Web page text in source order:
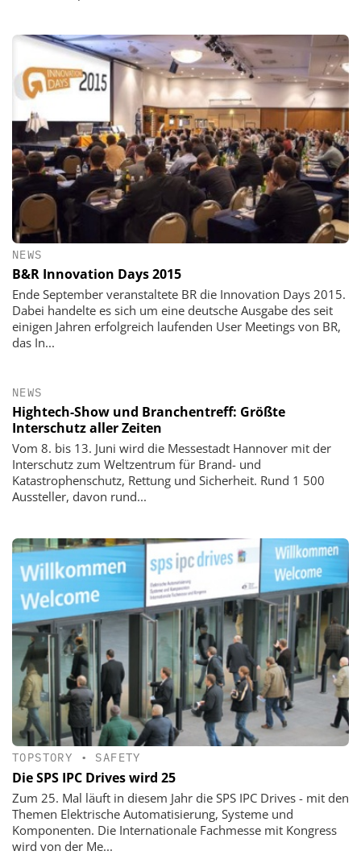
NEWS
B&R Innovation Days 2015
Ende September veranstaltete BR die Innovation Days 2015.
Dabei handelte es sich um eine deutsche Ausgabe des seit
einigen Jahren erfolgreich laufenden User Meetings von BR,
das In...
NEWS
Hightech-Show und Branchentreff: Größte
Interschutz aller Zeiten
Vom 8. bis 13. Juni wird die Messestadt Hannover mit der
Interschutz zum Weltzentrum für Brand- und
Katastrophenschutz, Rettung und Sicherheit. Rund 1 500
Aussteller, davon rund...
TOPSTORY • SAFETY
Die SPS IPC Drives wird 25
Zum 25. Mal läuft in diesem Jahr die SPS IPC Drives - mit den
Themen Elektrische Automatisierung, Systeme und
Komponenten. Die Internationale Fachmesse mit Kongress
wird von der Me...